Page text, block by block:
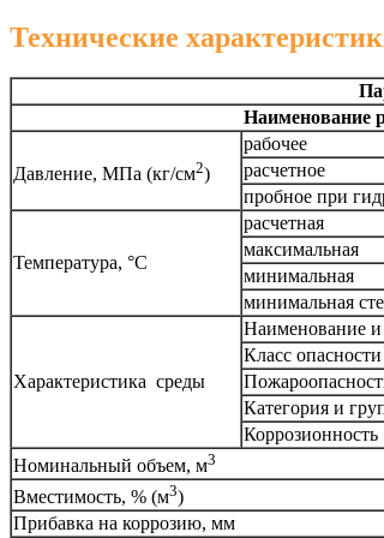
Технические
Наименование
Давление, МПа (кг/см2)
рабочее
расчетное
пробное при
Температура, °C
расчетная
максимальная
минимальная
минимальная
Характеристика среды
Наименование
Класс
Категория и
Коррозионность
Номинальный объем, м3
Вместимость, % (м3)
Прибавка на коррозию, мм